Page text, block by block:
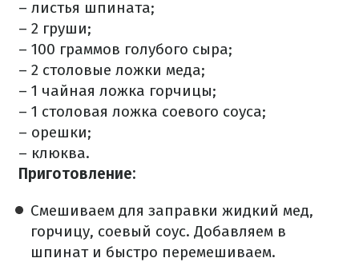
– листья шпината;
– 2 груши;
– 100 граммов голубого сыра;
– 2 столовые ложки меда;
– 1 чайная ложка горчицы;
– 1 столовая ложка соевого соуса;
– орешки;
– клюква.
Приготовление:
Смешиваем для заправки жидкий мед,
горчицу, соевый соус. Добавляем в
шпинат и быстро перемешиваем.